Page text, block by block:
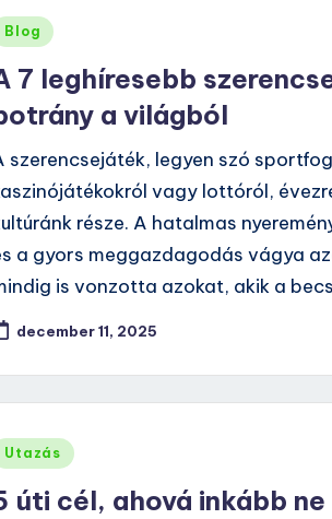
Blog
7 leghíresebb
a világból
szerencsejáték, legyen szó
vagy lottóról,
része. A hatalmas
a gyors meggazdagodás vágya
is vonzotta azokat, akik a
december 11, 2025
Utazás
úti cél, ahová inkább ne